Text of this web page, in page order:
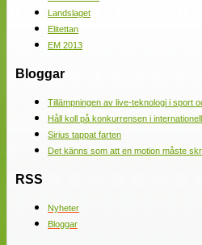
Landslaget
Elitettan
EM 2013
Bloggar
Tillämpningen av live-teknologi i sport
Håll koll på konkurrensen i internationell
Sirius tappat farten
Det känns som att en motion måste
RSS
Nyheter
Bloggar